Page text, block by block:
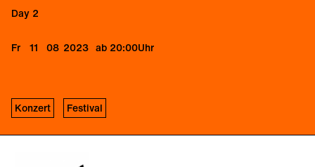
Day 2
Fr 11 08 2023 ab 20:00Uhr
Konzert Festival